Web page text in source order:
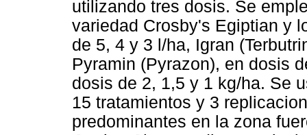
utilizando tres dosis. Se
variedad Crosby's Egiptian y
de 5, 4 y 3 l/ha, Igran
Pyramin (Pyrazon), en dosis
dosis de 2, 1,5 y 1 kg/ha. Se
15 tratamientos y 3
predominantes en la zona